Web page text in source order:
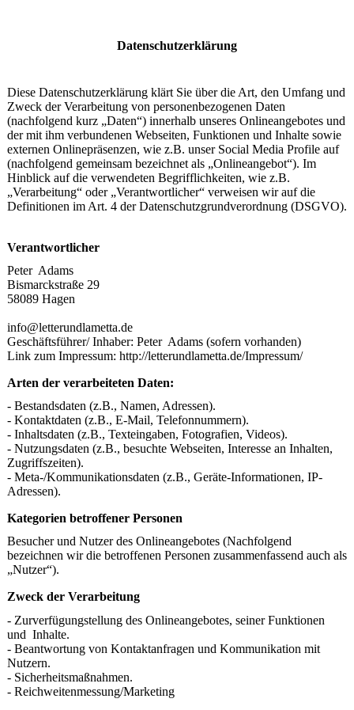
Datenschutzerklärung
Diese Datenschutzerklärung klärt Sie über die Art, den Umfang und
Zweck der Verarbeitung von personenbezogenen Daten
(nachfolgend kurz „Daten“) innerhalb unseres Onlineangebotes und
der mit ihm verbundenen Webseiten, Funktionen und Inhalte sowie
externen Onlinepräsenzen, wie z.B. unser Social Media Profile auf
(nachfolgend gemeinsam bezeichnet als „Onlineangebot“). Im
Hinblick auf die verwendeten Begrifflichkeiten, wie z.B.
„Verarbeitung“ oder „Verantwortlicher“ verweisen wir auf die
Definitionen im Art. 4 der Datenschutzgrundverordnung (DSGVO).
Verantwortlicher
Peter Adams
Bismarckstraße 29
58089 Hagen
info@letterundlametta.de
Geschäftsführer/ Inhaber: Peter Adams (sofern vorhanden)
Link zum Impressum: http://letterundlametta.de/Impressum/
Arten der verarbeiteten Daten:
- Bestandsdaten (z.B., Namen, Adressen).
- Kontaktdaten (z.B., E-Mail, Telefonnummern).
- Inhaltsdaten (z.B., Texteingaben, Fotografien, Videos).
- Nutzungsdaten (z.B., besuchte Webseiten, Interesse an Inhalten,
Zugriffszeiten).
- Meta-/Kommunikationsdaten (z.B., Geräte-Informationen, IP-
Adressen).
Kategorien betroffener Personen
Besucher und Nutzer des Onlineangebotes (Nachfolgend
bezeichnen wir die betroffenen Personen zusammenfassend auch als
„Nutzer“).
Zweck der Verarbeitung
- Zurverfügungstellung des Onlineangebotes, seiner Funktionen
und Inhalte.
- Beantwortung von Kontaktanfragen und Kommunikation mit
Nutzern.
- Sicherheitsmaßnahmen.
- Reichweitenmessung/Marketing